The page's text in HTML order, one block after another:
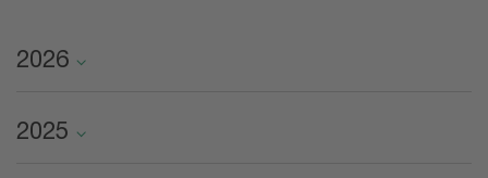
2026
2025